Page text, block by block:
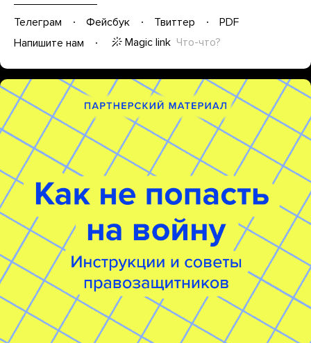
Телеграм Фейсбук Твиттер
PDF
Напишите нам
Magic link Что-что?